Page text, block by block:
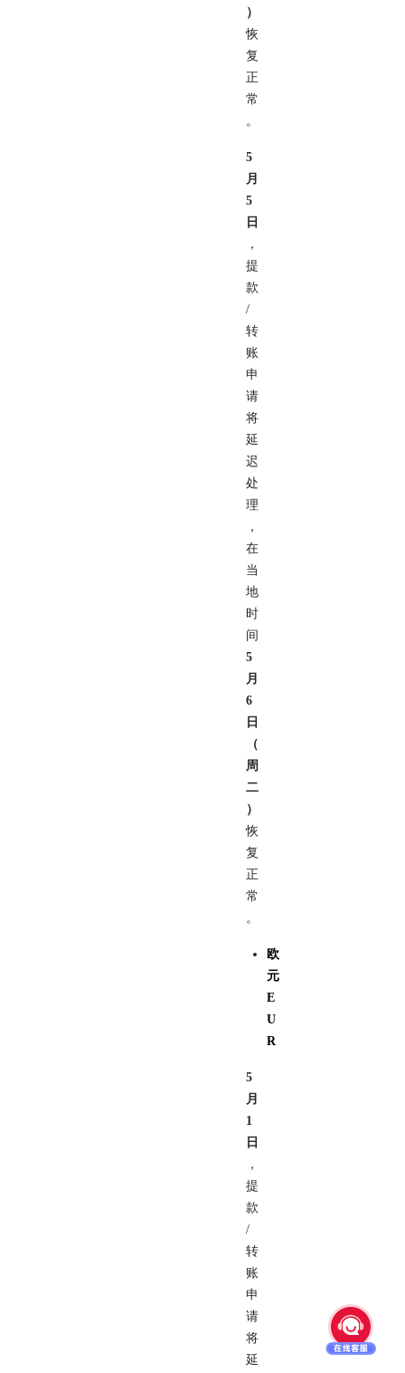
）
恢
复
正
常
。
5
月
5
日
，
提
款
/
转
账
申
请
将
延
迟
处
理
，
在
当
地
时
间
5
月
6
日
（
周
二
）
恢
复
正
常
。
欧
元
E
U
R
5
月
1
日
，
提
款
/
转
账
申
请
将
延